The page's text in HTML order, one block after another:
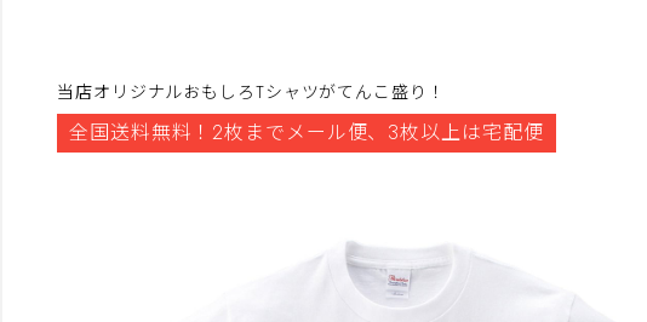
当店オリジナルおもしろTシャツがてんこ盛り！
全国送料無料！2枚までメール便、3枚以上は宅配便